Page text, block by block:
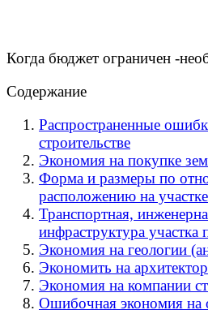
Когда бюджет ограничен -
Содержание
Распространенные
строительстве
Экономия на покупке
Форма и размеры по
расположению на участке
Транспортная,
инфраструктура участка
Экономия на геологии
Экономить на
Экономия на компании
Ошибочная экономия на